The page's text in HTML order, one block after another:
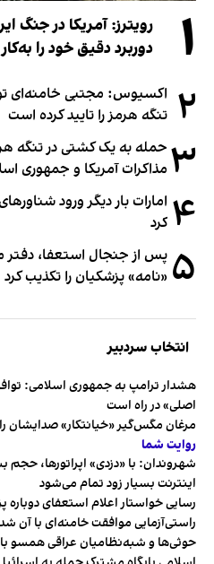
۱
رویترز: آمریکا در جنگ
دوربرد دقیق خود را
۲ اکسیوس: مجتبی خامنه‌ای
تنگه هرمز را تایید کرده است
۳ حمله به یک کشتی در تنگه
مذاکرات آمریکا و جمهوری
۴ امارات بار دیگر ورود
کرد
۵ پس از جنجال استعفا،
«نامه» پزشکیان را تکذیب کرد
انتخاب سردبیر
هشدار ترامپ به جمهوری اسلامی:
اصلی» در راه است
مرغان مگس‌گیر «خیانتکار» صدایشان
روایت شما
شهروندان:‌ با «دزدی» اپراتورها، حجم
اینترنت بسیار زود تمام می‌شود
رسایی خواستار اعلام استعفای دوباره
راستی‌آزمایی موافقت خامنه‌ای با آن شد
حوثی‌ها و شبه‌نظامیان عراقی همسو